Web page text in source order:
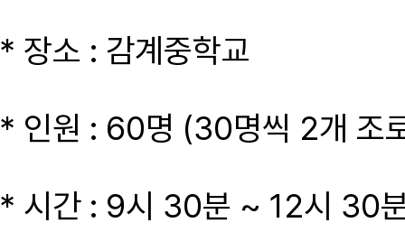
* 장소 : 감계중학교
* 인원 : 60명 (30명씩 2개 조
* 시간 : 9시 30분 ~ 12시 30